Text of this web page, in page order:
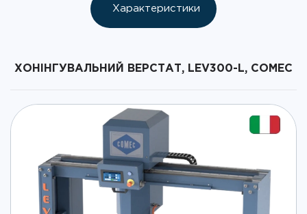
Характеристики
ХОНІНГУВАЛЬНИЙ ВЕРСТАТ, LEV300-L, COMEC